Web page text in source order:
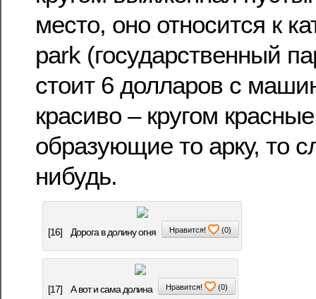
место, оно относится к
park (государственный
стоит 6 долларов с
красиво – кругом
образующие то арку, то
нибудь.
[16] Дорога в долину огня Нравится! (0)
[17] А вот и сама долина Нравится! (0)